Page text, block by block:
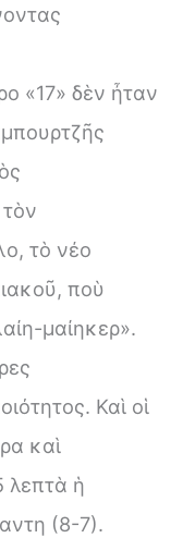
«17» δὲν ἦταν
τὸ νέο
ποὺ
μαίηκερ».
Καὶ οἱ
καὶ
λεπτὰ ἡ
(8-7).